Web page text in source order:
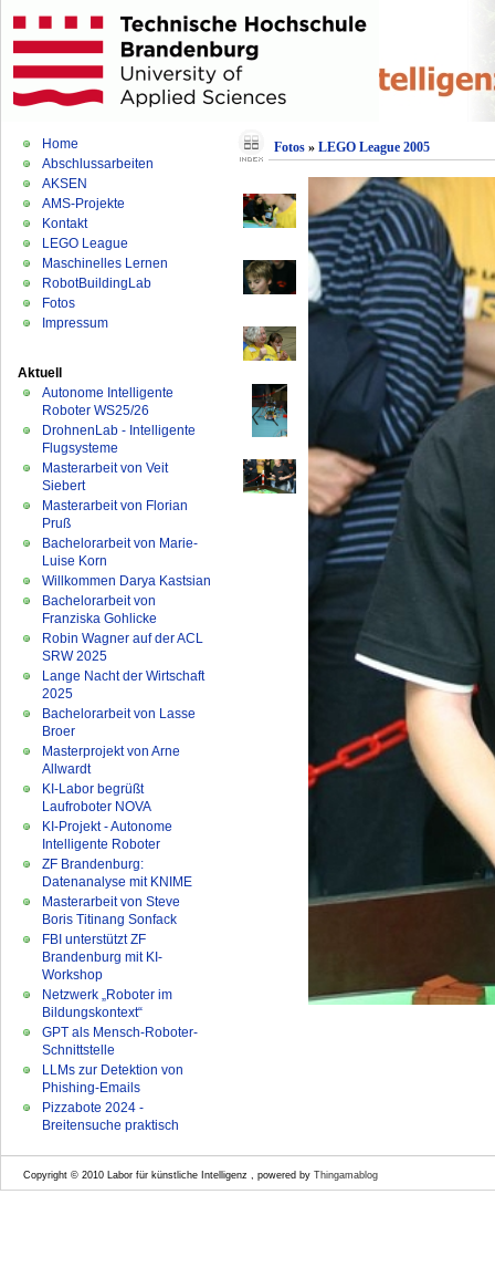
Home
Abschlussarbeiten
AKSEN
AMS-Projekte
Kontakt
LEGO League
Maschinelles Lernen
RobotBuildingLab
Fotos
Impressum
Aktuell
Autonome Intelligente
Roboter WS25/26
DrohnenLab - Intelligente
Flugsysteme
Masterarbeit von Veit
Siebert
Masterarbeit von Florian
Pruß
Bachelorarbeit von Marie-
Luise Korn
Willkommen Darya Kastsian
Bachelorarbeit von
Franziska Gohlicke
Robin Wagner auf der ACL
SRW 2025
Lange Nacht der Wirtschaft
2025
Bachelorarbeit von Lasse
Broer
Masterprojekt von Arne
Allwardt
KI-Labor begrüßt
Laufroboter NOVA
KI-Projekt - Autonome
Intelligente Roboter
ZF Brandenburg:
Datenanalyse mit KNIME
Masterarbeit von Steve
Boris Titinang Sonfack
FBI unterstützt ZF
Brandenburg mit KI-
Workshop
Netzwerk „Roboter im
Bildungskontext“
GPT als Mensch-Roboter-
Schnittstelle
LLMs zur Detektion von
Phishing-Emails
Pizzabote 2024 -
Breitensuche praktisch
Fotos» LEGO League 2005
Copyright © 2010 Labor für künstliche Intelligenz , powered by Thingamablog